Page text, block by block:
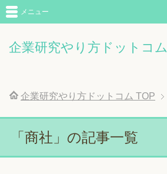
企業研究やり方ドットコム
メニュー
企業研究やり方ドットコム TOP
「商社」の記事一覧